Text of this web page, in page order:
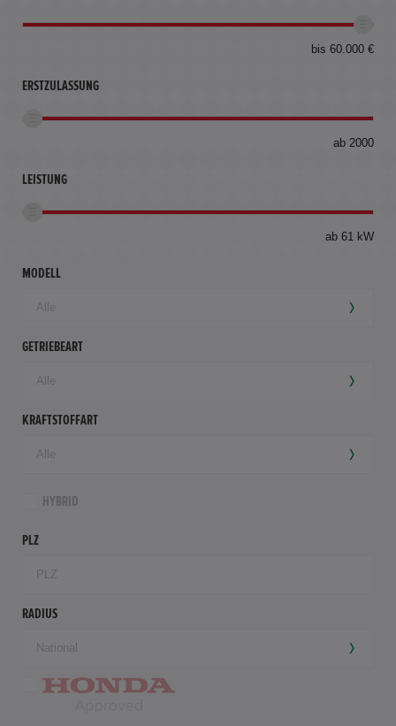
bis 60.000 €
ERSTZULASSUNG
ab 2000
LEISTUNG
ab 61 kW
MODELL
GETRIEBEART
KRAFTSTOFFART
HYBRID
PLZ
RADIUS